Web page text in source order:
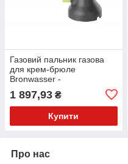
Газовий пальник газова
для крем-брюле
Bronwasser -
1 897,93 ₴
Купити
Про нас